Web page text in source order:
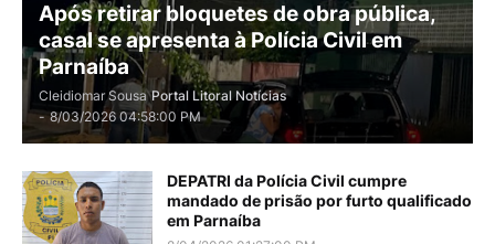
Após retirar bloquetes de obra pública,
casal se apresenta à Polícia Civil em
Parnaíba
Cleidiomar Sousa Portal Litoral Notícias
- 8/03/2026 04:58:00 PM
DEPATRI da Polícia Civil cumpre
mandado de prisão por furto qualificado
em Parnaíba